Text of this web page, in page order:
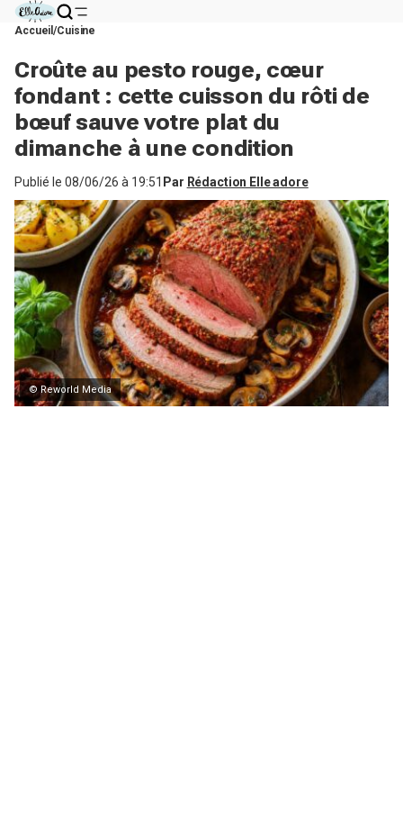
Accueil Cuisine
Croûte au pesto rouge, cœur
fondant : cette cuisson du rôti de
bœuf sauve votre plat du
dimanche à une condition
Publié le 08/06/26 à 19:51 Par Rédaction Elle adore
© Reworld Media